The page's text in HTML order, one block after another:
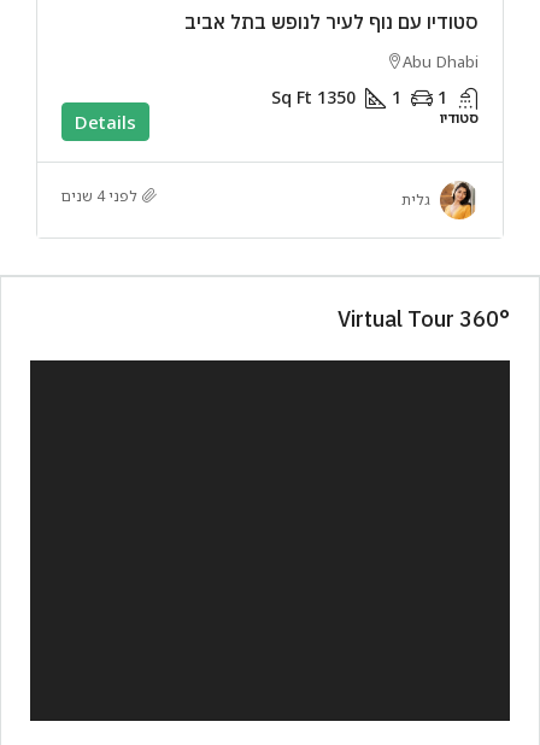
סטודיו עם נוף לעיר לנופש בתל אביב
Abu Dhabi
1
1
1350
Sq Ft
סטודיו Details
גלית לפני 4 שנים
360° Virtual Tour